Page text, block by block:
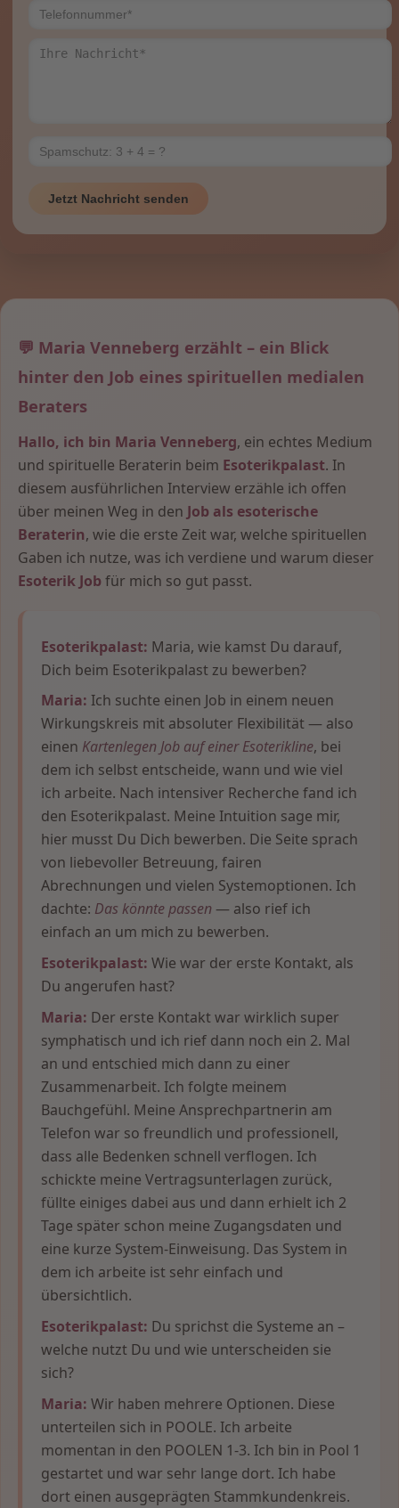
Jetzt Nachricht senden
💬 Maria Venneberg erzählt – ein Blick
hinter den Job eines spirituellen medialen
Beraters
Hallo, ich bin Maria Venneberg, ein echtes Medium
und spirituelle Beraterin beim Esoterikpalast. In
diesem ausführlichen Interview erzähle ich offen
über meinen Weg in den Job als esoterische
Beraterin, wie die erste Zeit war, welche spirituellen
Gaben ich nutze, was ich verdiene und warum dieser
Esoterik Jobfür mich so gut passt.
Esoterikpalast: Maria, wie kamst Du darauf,
Dich beim Esoterikpalast zu bewerben?
Maria: Ich suchte einen Job in einem neuen
Wirkungskreis mit absoluter Flexibilität — also
einen Kartenlegen Job auf einer Esoterikline, bei
dem ich selbst entscheide, wann und wie viel
ich arbeite. Nach intensiver Recherche fand ich
den Esoterikpalast. Meine Intuition sage mir,
hier musst Du Dich bewerben. Die Seite sprach
von liebevoller Betreuung, fairen
Abrechnungen und vielen Systemoptionen. Ich
dachte: Das könnte passen— also rief ich
einfach an um mich zu bewerben.
Esoterikpalast: Wie war der erste Kontakt, als
Du angerufen hast?
Maria: Der erste Kontakt war wirklich super
symphatisch und ich rief dann noch ein 2. Mal
an und entschied mich dann zu einer
Zusammenarbeit. Ich folgte meinem
Bauchgefühl. Meine Ansprechpartnerin am
Telefon war so freundlich und professionell,
dass alle Bedenken schnell verflogen. Ich
schickte meine Vertragsunterlagen zurück,
füllte einiges dabei aus und dann erhielt ich 2
Tage später schon meine Zugangsdaten und
eine kurze System-Einweisung. Das System in
dem ich arbeite ist sehr einfach und
übersichtlich.
Esoterikpalast: Du sprichst die Systeme an –
welche nutzt Du und wie unterscheiden sie
sich?
Maria: Wir haben mehrere Optionen. Diese
unterteilen sich in POOLE. Ich arbeite
momentan in den POOLEN 1-3. Ich bin in Pool 1
gestartet und war sehr lange dort. Ich habe
dort einen ausgeprägten Stammkundenkreis.